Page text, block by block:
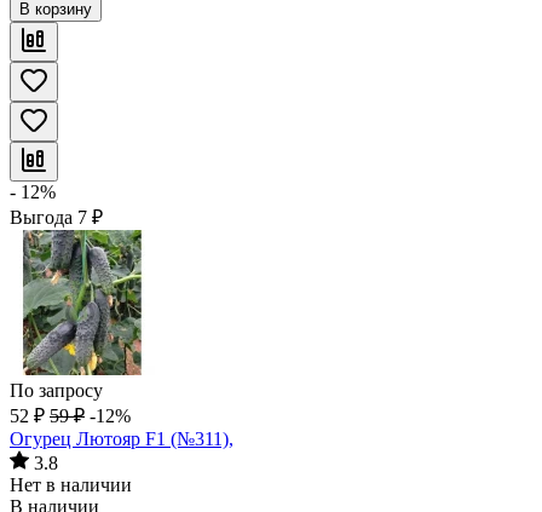
В корзину
- 12%
Выгода 7 ₽
По запросу
52 ₽ 59 ₽ -12%
Огурец Лютояр F1 (№311),
3.8
Нет в наличии
В наличии